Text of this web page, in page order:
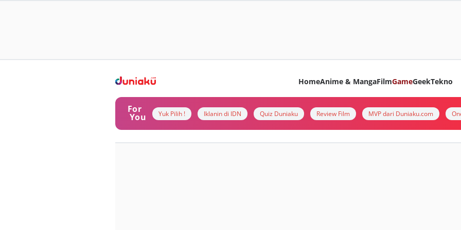
HomeAnime & MangaFilmGameGeekTekno
For
You Yuk Pilih ! Iklanin di IDN Quiz Duniaku Review Film MVP dari Duniaku.com